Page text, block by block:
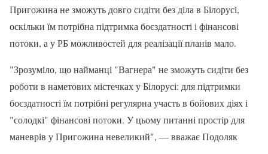
Пригожина не зможуть довго сидіти без діла в Білорусі,
оскільки їм потрібна підтримка боєздатності і фінансові
потоки, а у РБ можливостей для реалізації планів мало.
"Зрозуміло, що найманці "Вагнера" не зможуть сидіти без
роботи в наметових містечках у Білорусі: для підтримки
боєздатності їм потрібні регулярна участь в бойових діях і
"солодкі" фінансові потоки. У цьому питанні простір для
маневрів у Пригожина невеликий", — вважає Подоляк